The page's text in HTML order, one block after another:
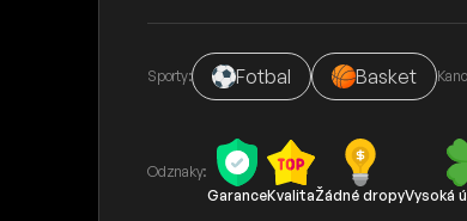
Sporty: Fotbal Basket
Odznaky:
GaranceKvalitaŽádné dropyVysoká